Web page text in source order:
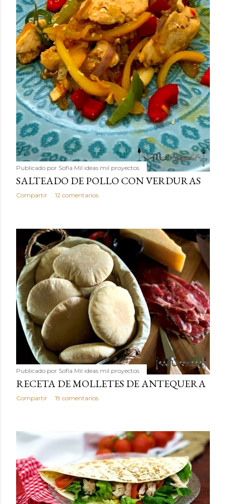
Publicado por Sofía Mil ideas mil proyectos
SALTEADO DE POLLO CON VERDURAS
Compartir 12 comentarios
Publicado por Sofía Mil ideas mil proyectos
RECETA DE MOLLETES DE ANTEQUERA
Compartir 19 comentarios